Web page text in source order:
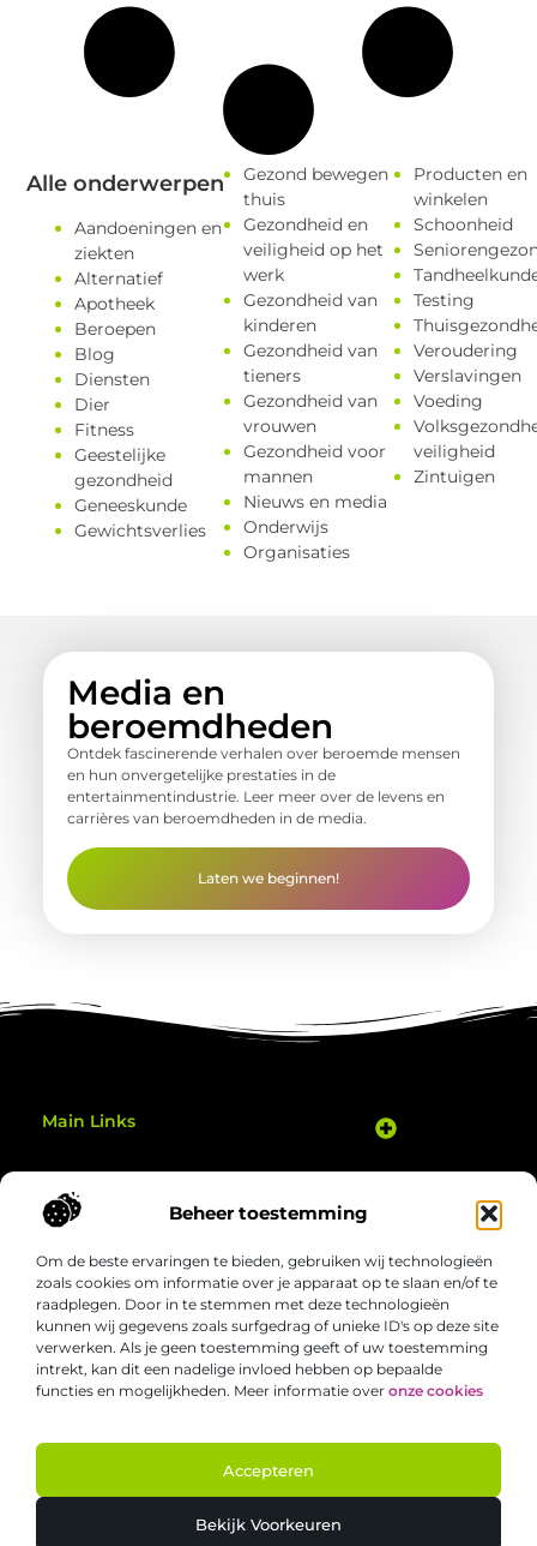
Beheer toestemming
Om de beste ervaringen te bieden, gebruiken wij technologieën
zoals cookies om informatie over je apparaat op te slaan en/of te
raadplegen. Door in te stemmen met deze technologieën
kunnen wij gegevens zoals surfgedrag of unieke ID's op deze site
verwerken. Als je geen toestemming geeft of uw toestemming
intrekt, kan dit een nadelige invloed hebben op bepaalde
functies en mogelijkheden. Meer informatie over onze cookies
Accepteren
Bekijk Voorkeuren
Alle onderwerpen
Aandoeningen en
ziekten
Alternatief
Apotheek
Beroepen
Blog
Diensten
Dier
Fitness
Geestelijke
gezondheid
Geneeskunde
Gewichtsverlies
Gezond bewegen
thuis
Gezondheid en
veiligheid op het
werk
Gezondheid van
kinderen
Gezondheid van
tieners
Gezondheid van
vrouwen
Gezondheid voor
mannen
Nieuws en media
Onderwijs
Organisaties
Producten en
winkelen
Schoonheid
Testing
Veroudering
Verslavingen
Voeding
veiligheid
Zintuigen
Media en
beroemdheden
Ontdek fascinerende verhalen over beroemde mensen
en hun onvergetelijke prestaties in de
entertainmentindustrie. Leer meer over de levens en
carrières van beroemdheden in de media.
Laten we beginnen!
Main Links
Welgezond.nl – Jouw bron van boeiende
inzichten
Duik in een verzameling van artikelen en verhalen die het alledaagse
@2025 All Right Reserved. Design by